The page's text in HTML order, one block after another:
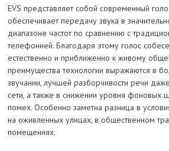
EVS представляет собой современный
обеспечивает передачу звука в
диапазоне частот по сравнению с
телефонией. Благодаря этому голос
естественно и приближенно к живому
преимущества технологии выражаются в
звучании, лучшей разборчивости речи
сети, а также в снижении уровня фоновых
помех. Особенно заметна разница в
на оживленных улицах, в общественном
помещениях.